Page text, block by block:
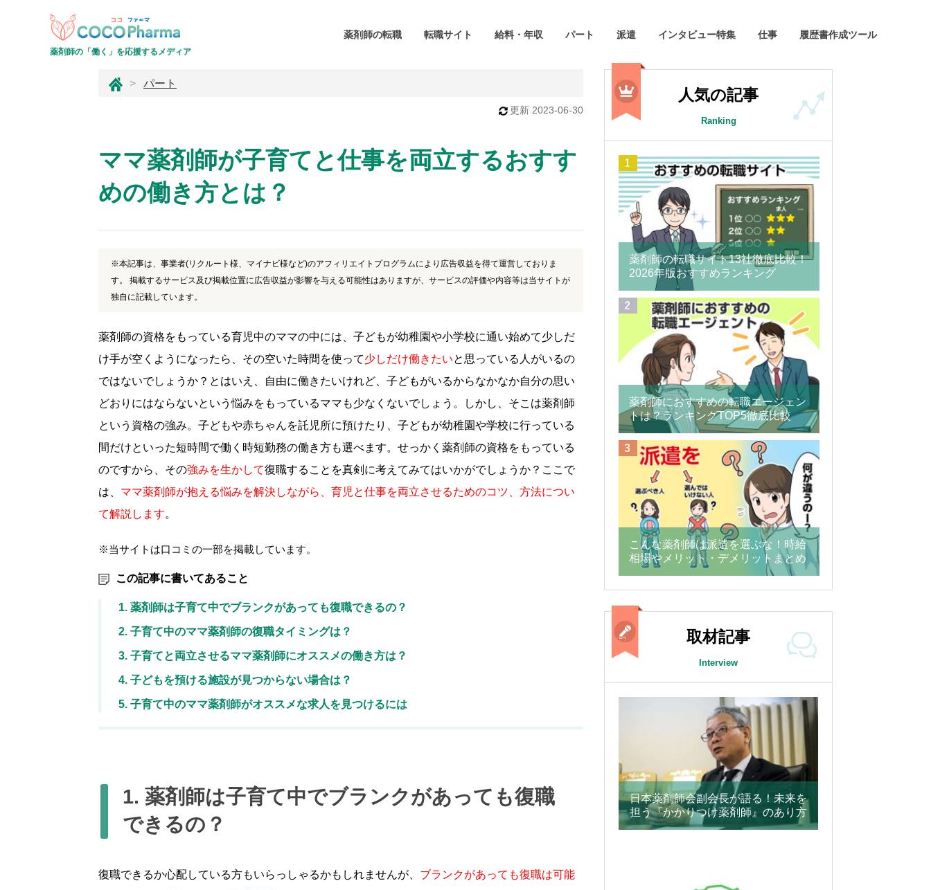
薬剤師の「働く」を応援するメディア
薬剤師の転職 転職サイト 給料・年収 パート 派遣 インタビュー特集 仕事 履歴書作成ツール
コ
ー
パート
更新 2023-06-30
ママ薬剤師が子育てと仕事を両立するおすす
めの働き方とは？
※本記事は、事業者(リクルート様、マイナビ様など)のアフィリエイトプログラムにより広告収益を得て運営しておりま
す。 掲載するサービス及び掲載位置に広告収益が影響を与える可能性はありますが、サービスの評価や内容等は当サイトが
独自に記載しています。
薬剤師の資格をもっている育児中のママの中には、子どもが幼稚園や小学校に通い始めて少しだ
け手が空くようになったら、その空いた時間を使って少しだけ働きたいと思っている人がいるの
ではないでしょうか？とはいえ、自由に働きたいけれど、子どもがいるからなかなか自分の思い
どおりにはならないという悩みをもっているママも少なくないでしょう。しかし、そこは薬剤師
という資格の強み。子どもや赤ちゃんを託児所に預けたり、子どもが幼稚園や学校に行っている
間だけといった短時間で働く時短勤務の働き方も選べます。せっかく薬剤師の資格をもっている
のですから、その強みを生かして復職することを真剣に考えてみてはいかがでしょうか？ここで
は、 ママ薬剤師が抱える悩みを解決しながら、育児と仕事を両立させるためのコツ、方法につい
て解説します。
※当サイトは口コミの一部を掲載しています。
この記事に書いてあること
1. 薬剤師は子育て中でブランクがあっても復職できるの？
2. 子育て中のママ薬剤師の復職タイミングは？
3. 子育てと両立させるママ薬剤師にオススメの働き方は？
4. 子どもを預ける施設が見つからない場合は？
5. 子育て中のママ薬剤師がオススメな求人を見つけるには
1. 薬剤師は子育て中でブランクがあっても復職
できるの？
復職できるか心配している方もいらっしゃるかもしれませんが、 ブランクがあっても復職は可能
人気の記事
Ranking
薬剤師の転職サイト13社徹底比較！
2026年版おすすめランキング
薬剤師におすすめの転職エージェン
トは？ランキングTOP5徹底比較
こんな薬剤師は派遣を選ぶな！時給
相場やメリット・デメリットまとめ
取材記事
Interview
日本薬剤師会副会長が語る！未来を
担う『かかりつけ薬剤師』のあり方